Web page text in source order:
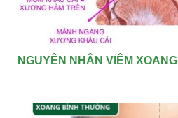
NGUYÊN NHÂN VIÊM XOANG